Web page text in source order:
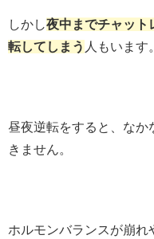
しかし夜中までチャット
転してしまう 人もいます。
昼夜逆転をすると、なか
きません。
ホルモンバランスが崩